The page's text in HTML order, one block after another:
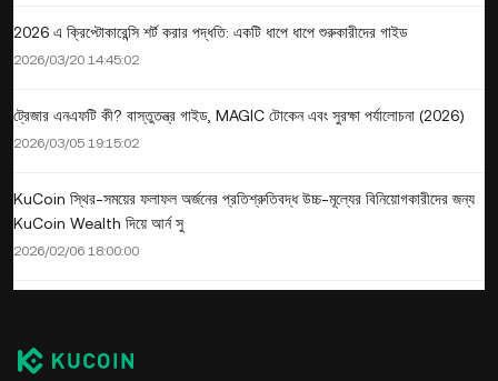
2026 এ ক্রিপ্টোকারেন্সি শর্ট করার পদ্ধতি: একটি ধাপে ধাপে শুরুকারীদের গাইড
2026/03/20 14:45:02
ট্রেজার এনএফটি কী? বাস্তুতন্ত্র গাইড, MAGIC টোকেন এবং সুরক্ষা পর্যালোচনা (2026)
2026/03/05 19:15:02
KuCoin স্থির-সময়ের ফলাফল অর্জনের প্রতিশ্রুতিবদ্ধ উচ্চ-মূল্যের বিনিয়োগকারীদের জন্য
KuCoin Wealth দিয়ে আর্ন সু
2026/02/06 18:00:00